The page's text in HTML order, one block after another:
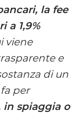
la fee
a 1,9%
viene
e
di un
per
in spiaggia o